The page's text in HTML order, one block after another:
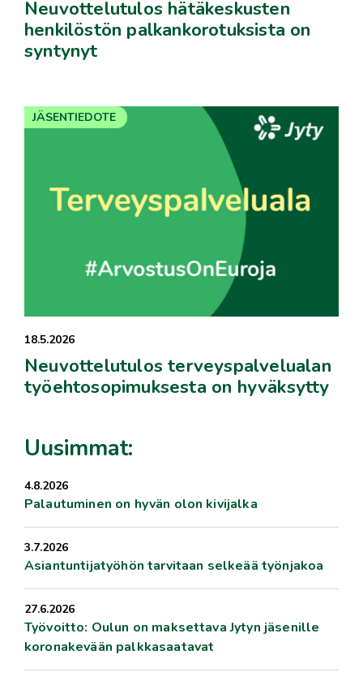
Neuvottelutulos hätäkeskusten
henkilöstön palkankorotuksista on
syntynyt
18.5.2026
Neuvottelutulos terveyspalvelualan
työehtosopimuksesta on hyväksytty
JÄSENTIEDOTE
Uusimmat:
4.8.2026
Palautuminen on hyvän olon kivijalka
3.7.2026
Asiantuntijatyöhön tarvitaan selkeää työnjakoa
27.6.2026
Työvoitto: Oulun on maksettava Jytyn jäsenille
koronakevään palkkasaatavat